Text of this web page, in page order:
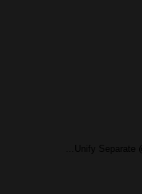
…Unify Separate